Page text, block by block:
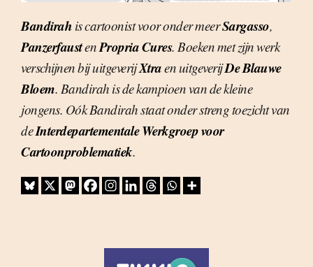
Bandirah is cartoonist voor onder meerSargasso,
PanzerfaustenPropria Cures. Boeken met zijn werk
verschijnen bij uitgeverijXtraen uitgeverijDe Blauwe
Bloem. Bandirah is de kampioen van de kleine
jongens. Oók Bandirah staat onder streng toezicht van
deInterdepartementale Werkgroep voor
Cartoonproblematiek.